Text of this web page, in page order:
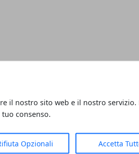
il nostro sito web e il nostro servizio.
consenso.
Opzionali Accetta
di 3 o
contratto di